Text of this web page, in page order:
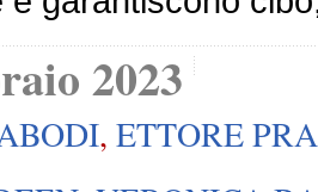
2023
, ETTORE